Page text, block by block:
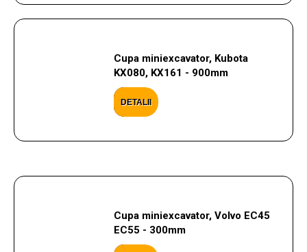
Cupa miniexcavator, Kubota
KX080, KX161 - 900mm
DETALII
Cupa miniexcavator, Volvo EC45
EC55 - 300mm